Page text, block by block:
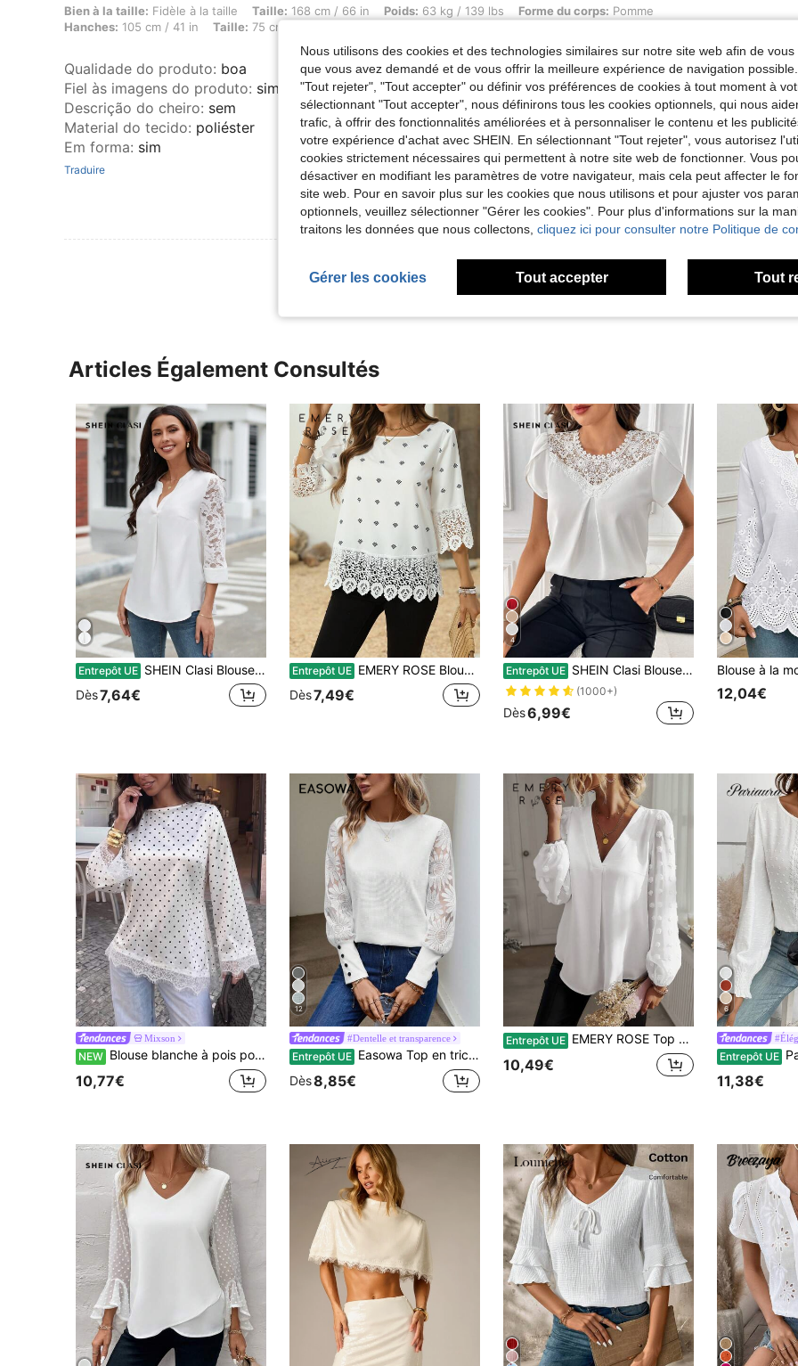
Bien à la taille: Fidèle à la taille, Taille: 168 cm / 66 in, Poids: 63 kg / 139 lbs, Forme du corps: Pomme, Hanches: 105 cm / 41 in, Taille: 75 cm / 30 in,
Bien à la taille: Fidèle à la taille Taille: 168 cm / 66 in Poids: 63 kg / 139 lbs Forme du corps: Pomme
Hanches: 105 cm / 41 in Taille: 75 cm / 30 in
Qualidade do produto: boa
Fiel às imagens do produto: sim
Descrição do cheiro: sem
Material do tecido: poliéster
Em forma: sim
Traduire
Utile (1)
Articles Également Consultés
Entrepôt UE SHEIN Clasi Blouse d'été blanche décontractée et élégante pour femme, col en V avec manches en dentelle contrastée, ourlet incurvé, top à pois, tenue pour bureau, sorties sociales, plage et vacances
Dès7,64€
Entrepôt UE EMERY ROSE Blouse En Dentelle À Patchwork À Col Rond Pour Dames
Dès7,49€
4
Entrepôt UE SHEIN Clasi Blouse blanche élégante d'été pour femme de bureau avec empiècement en dentelle guipure et manches pétales,tenues décontractées et chic pour les vacances,top pour invitée de mariage,fête,remise de diplôme
(1000+)
Dès6,99€
12,04€
Mixson
NEW Blouse blanche à pois pour femmes avec manches longues, ourlet et poignets en patchwork de dentelle, chemise décontractée
10,77€
12
#Dentelle et transparence
Entrepôt UE Easowa Top en tricot gaufré à patchwork de manches florales en dentelle pour femmes, blanc
Dès8,85€
Entrepôt UE EMERY ROSE Top à manches lanternes col en V à patchwork de pois suisses, Top à manches longues
10,49€
6
Entrepôt UE Pariaura
11,38€
Nous utilisons des cookies et des technologies similaires sur notre site web afin de
que vous avez demandé et de vous offrir la meilleure expérience de navigation
"Tout rejeter", "Tout accepter" ou définir vos préférences de cookies à tout moment à
sélectionnant "Tout accepter", nous définirons tous les cookies optionnels, qui nous
trafic, à offrir des fonctionnalités améliorées et à personnaliser le contenu et les
votre expérience d'achat avec SHEIN. En sélectionnant "Tout rejeter", vous autorisez
cookies strictement nécessaires qui permettent à notre site web de fonctionner. Vous
désactiver en modifiant les paramètres de votre navigateur, mais cela peut affecter le
site web. Pour en savoir plus sur les cookies que nous utilisons et pour ajuster vos
optionnels, veuillez sélectionner "Gérer les cookies". Pour plus d'informations sur la
traitons les données que nous collectons, cliquez ici pour consulter notre Politique de
Gérer les cookies Tout accepter Tout